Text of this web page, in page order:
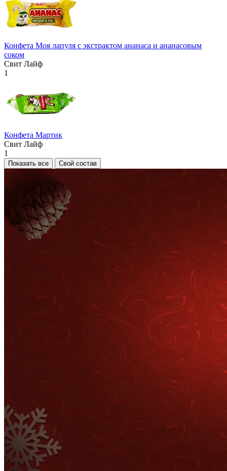
Конфета Моя лапуля с экстрактом ананаса и ананасовым
соком
Свит Лайф
1
Конфета Мартик
Свит Лайф
1
Показать все Свой состав